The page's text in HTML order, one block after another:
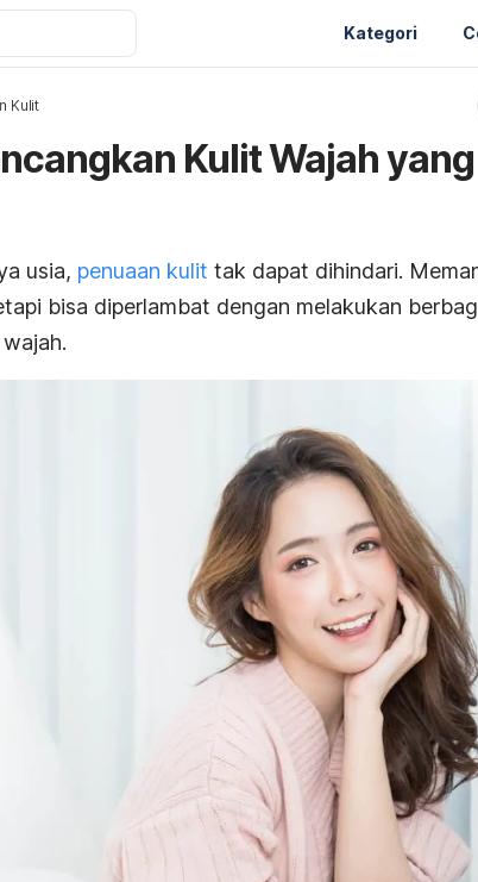
Kategori
Kulit
Kulit Wajah
usia, penuaan kulit tak dapat dihindari.
bisa diperlambat dengan melakukan